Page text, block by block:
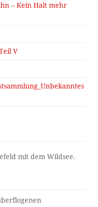
– Kein Halt mehr
V
mit dem Wildsee.